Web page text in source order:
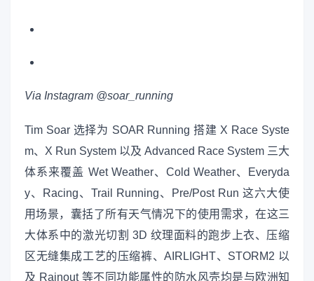
Via Instagram @soar_running
Tim Soar 选择为 SOAR Running 搭建 X Race Syste
m、X Run System 以及 Advanced Race System 三大
体系来覆盖 Wet Weather、Cold Weather、Everyda
y、Racing、Trail Running、Pre/Post Run 这六大使
用场景，囊括了所有天气情况下的使用需求，在这三
大体系中的激光切割 3D 纹理面料的跑步上衣、压缩
区无缝集成工艺的压缩裤、AIRLIGHT、STORM2 以
及 Rainout 等不同功能属性的防水风壳均是与欧洲知